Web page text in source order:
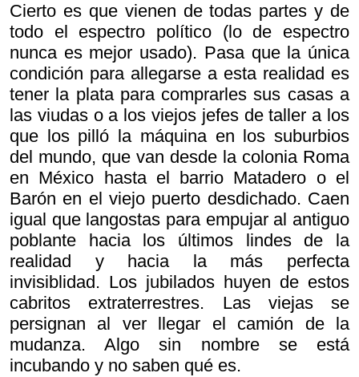
Cierto es que vienen de todas partes y de
todo el espectro político (lo de espectro
nunca es mejor usado). Pasa que la única
condición para allegarse a esta realidad es
tener la plata para comprarles sus casas a
las viudas o a los viejos jefes de taller a los
que los pilló la máquina en los suburbios
del mundo, que van desde la colonia Roma
en México hasta el barrio Matadero o el
Barón en el viejo puerto desdichado. Caen
igual que langostas para empujar al antiguo
poblante hacia los últimos lindes de la
realidad y hacia la más perfecta
invisiblidad. Los jubilados huyen de estos
cabritos extraterrestres. Las viejas se
persignan al ver llegar el camión de la
mudanza. Algo sin nombre se está
incubando y no saben qué es.